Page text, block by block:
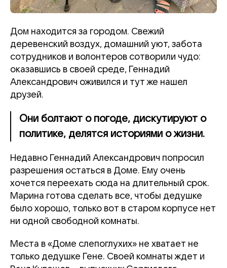
Дом находится за городом. Свежий
деревенский воздух, домашний уют, забота
сотрудников и волонтеров сотворили чудо:
оказавшись в своей среде, Геннадий
Александрович оживился и тут же нашел
друзей.
Они болтают о погоде, дискутируют о
политике, делятся историями о жизни.
Недавно Геннадий Александрович попросил
разрешения остаться в Доме. Ему очень
хочется переехать сюда на длительный срок.
Марина готова сделать все, чтобы дедушке
было хорошо, только вот в старом корпусе нет
ни одной свободной комнаты.
Места в «Доме слепоглухих» не хватает не
только дедушке Гене. Своей комнаты ждет и